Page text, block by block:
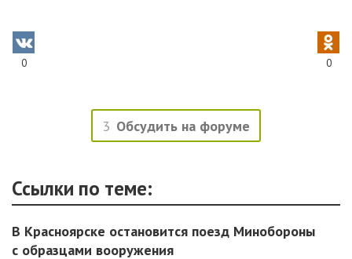
0 0
3 Обсудить на форуме
Ссылки по теме:
В Красноярске остановится поезд Минобороны
с образцами вооружения